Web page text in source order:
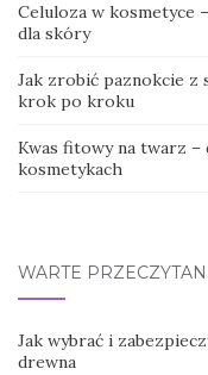
Celuloza w kosmetyce
dla skóry
Jak zrobić paznokcie z
krok po kroku
Kwas fitowy na twarz –
kosmetykach
WARTE
Jak wybrać i
drewna